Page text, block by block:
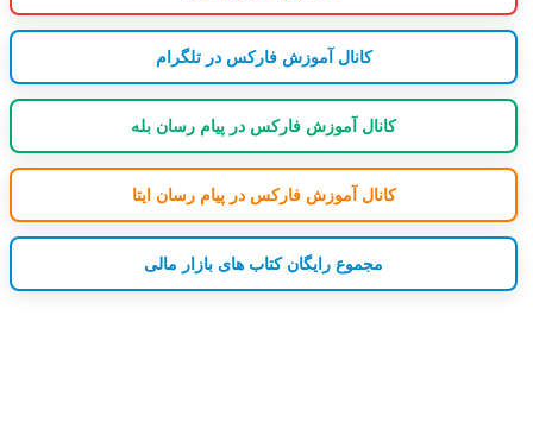
کانال آموزش فارکس در تلگرام
کانال آموزش فارکس در پیام رسان بله
کانال آموزش فارکس در پیام رسان ایتا
مجموع رایگان کتاب های بازار مالی